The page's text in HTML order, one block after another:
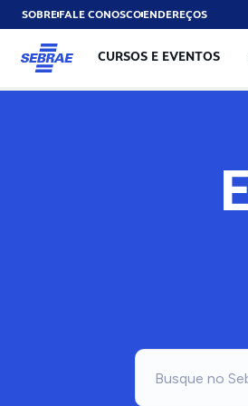
SOBREFALE CONOSCOENDEREÇOS
CURSOS E EVENTOS